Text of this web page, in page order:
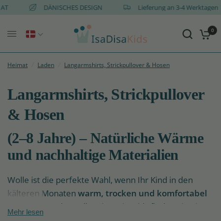
AT DÄNISCHES DESIGN Lieferung an 3-4
0
Heimat Laden Langarmshirts, Strickpullover & Hosen
Langarmshirts, Strickpullover
& Hosen
(2–8 Jahre) – Natürliche Wärme
und nachhaltige Materialien
Wolle ist die perfekte Wahl, wenn Ihr Kind in den
kälteren Monatenwarm, trocken und komfortabel
gehalten werden soll. Bei IsaDisaKids finden Sie eine
Mehr lesen